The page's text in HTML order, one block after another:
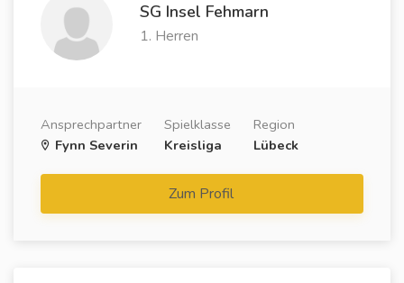
SG Insel Fehmarn
1. Herren
Ansprechpartner
Fynn Severin
Spielklasse
Kreisliga
Region
Lübeck
Zum Profil